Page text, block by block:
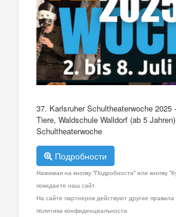
37. Karlsruher Schultheaterwoche 2025
Tiere, Waldschule Walldorf (ab 5
Schultheaterwoche
Подробности
Нажимая на кнопку "Подробности" или кнопку
покидаете наш сайт.
На сайте партнеров действуют другие правила
политика конфиденциальности.